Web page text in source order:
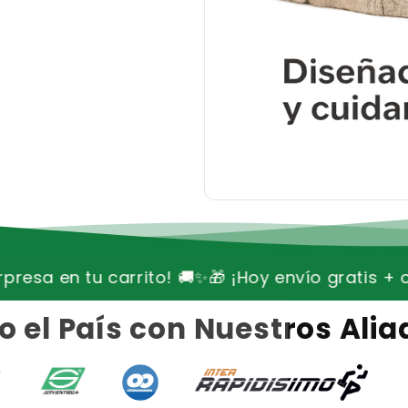
🎁 ¡Hoy envío gratis + oferta especial
el País con Nuestros